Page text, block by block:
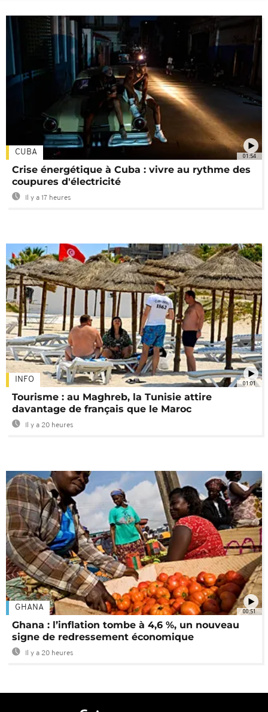
01:54
CUBA
Crise énergétique à Cuba : vivre au rythme des
coupures d'électricité
Il y a 17 heures
01:01
INFO
Tourisme : au Maghreb, la Tunisie attire
davantage de français que le Maroc
Il y a 20 heures
00:51
GHANA
Ghana : l’inflation tombe à 4,6 %, un nouveau
signe de redressement économique
Il y a 20 heures